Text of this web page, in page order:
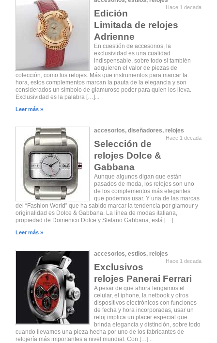
Hace 1 decada
Edición
Limitada de relojes
Adrienne
En cuestión de accesorios, la
exclusividad es una cualidad
indispensable, sobre todo si también
adquieren el valor de piezas de
colección, como los relojes. Más que instrumentos para marcar la
hora, estos complementos marcan la pauta de la elegancia y son
considerados un símbolo de glamuroso poder para quien los lleva.
Exclusividad es la palabra […]...
Leer más »
accesorios,diseñadores, relojes
Hace 1 decada
Selección de
relojes Dolce &
Gabbana
Aunque algunos digan que están
pasados de moda, los relojes son uno
de los complementos más elegantes
que podemos usar. Y una de las marcas
del “Fashion World” que ha sabido marcar la tendencia por glamour y
originalidad es Dolce & Gabbana. La línea de modas italiana,
propiedad de Domenico Dolce y Stefano Gabbana, está […]...
Leer más »
accesorios,estilos, relojes
Hace 1 decada
Exclusivos
relojes Panerai Ferrari
A pesar de que ahora tengamos el
celular, el iphone, la netbook y otros
dispositivos electrónicos con funciones
de fecha y hora incorporadas, usar un
reloj implica un placer especial que
brinda elegancia y distinción, sobre todo
cuando llevamos una pieza hecha por uno de los fabricantes de
relojería más importantes a nivel mundial. Con […]...